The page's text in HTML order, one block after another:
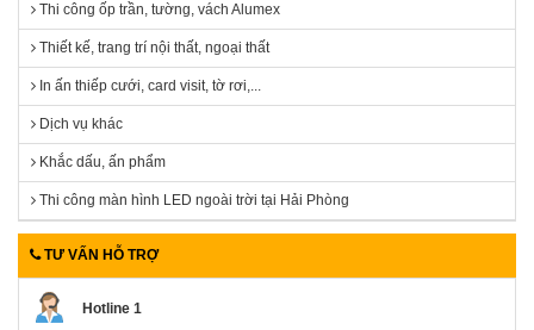
Thi công ốp trần, tường, vách Alumex
Thiết kế, trang trí nội thất, ngoại thất
In ấn thiếp cưới, card visit, tờ rơi,...
Dịch vụ khác
Khắc dấu, ấn phẩm
Thi công màn hình LED ngoài trời tại Hải Phòng
TƯ VẤN HỖ TRỢ
Hotline 1